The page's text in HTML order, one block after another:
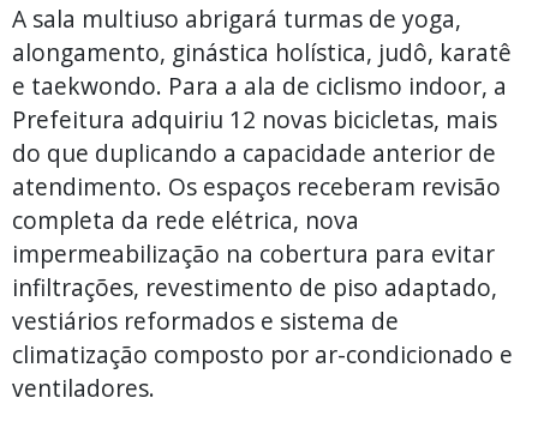
A sala multiuso abrigará turmas de yoga,
alongamento, ginástica holística, judô, karatê
e taekwondo. Para a ala de ciclismo indoor, a
Prefeitura adquiriu 12 novas bicicletas, mais
do que duplicando a capacidade anterior de
atendimento. Os espaços receberam revisão
completa da rede elétrica, nova
impermeabilização na cobertura para evitar
infiltrações, revestimento de piso adaptado,
vestiários reformados e sistema de
climatização composto por ar-condicionado e
ventiladores.